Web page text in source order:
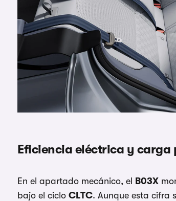
Eficiencia eléctrica y carga
En el apartado mecánico, el B03X
bajo el ciclo CLTC. Aunque esta cifra